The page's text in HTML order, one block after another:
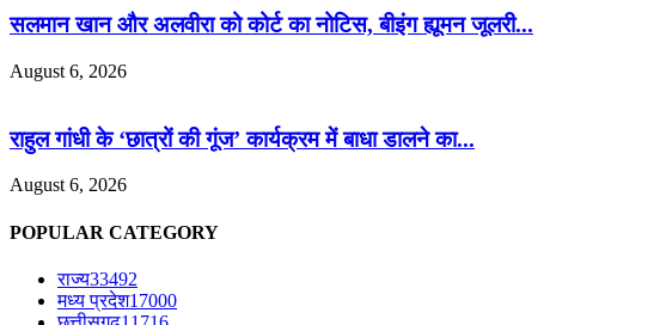
सलमान खान और अलवीरा को कोर्ट का नोटिस, बीइंग ह्यूमन जूलरी...
August 6, 2026
राहुल गांधी के ‘छात्रों की गूंज’ कार्यक्रम में बाधा डालने का...
August 6, 2026
POPULAR CATEGORY
राज्य33492
मध्य प्रदेश17000